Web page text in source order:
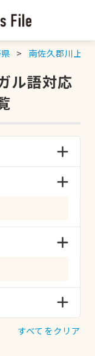
南佐久郡川上村
ル語対応
すべてをクリア